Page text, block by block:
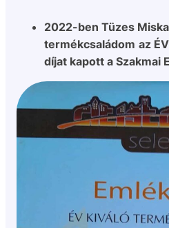
2022-ben Tüzes
termékcsaládom az
díjat kapott a Szakmai